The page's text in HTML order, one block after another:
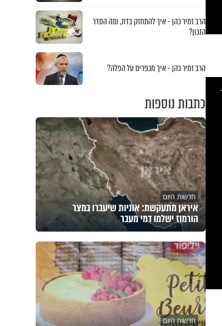
This
הרב זמיר כהן - איך להתחזק בדת, ומה הסדר
הנכון?
הרב זמיר כהן - איך מכפרים על הפלה?
כתבות נוספות
חדשות היום
איראן מתעקשת: אוניות שיעברו במצר
הורמוז ישלמו דמי מעבר
חדשות היום